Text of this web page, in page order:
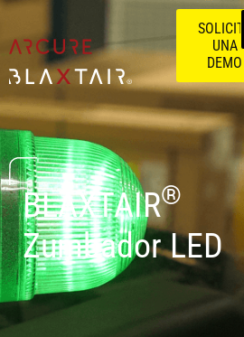
SOLICITE
UNA
DEMO
BLAXTAIR®
Zumbador LED